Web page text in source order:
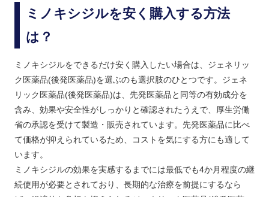
ミノキシジルを安く購入する方法
は？
ミノキシジルをできるだけ安く購入したい場合は、ジェネリッ
ク医薬品(後発医薬品)を選ぶのも選択肢のひとつです。ジェネ
リック医薬品(後発医薬品)は、先発医薬品と同等の有効成分を
含み、効果や安全性がしっかりと確認されたうえで、厚生労働
省の承認を受けて製造・販売されています。先発医薬品に比べ
て価格が抑えられているため、コストを気にする方にも適して
います。
ミノキシジルの効果を実感するまでには最低でも4か月程度の継
続使用が必要とされており、長期的な治療を前提にするなら